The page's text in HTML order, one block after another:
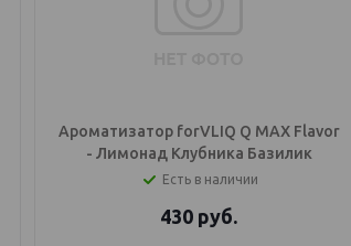
Ароматизатор forVLIQ Q MAX Flavor
- Лимонад Клубника Базилик
Есть в наличии
430 руб.